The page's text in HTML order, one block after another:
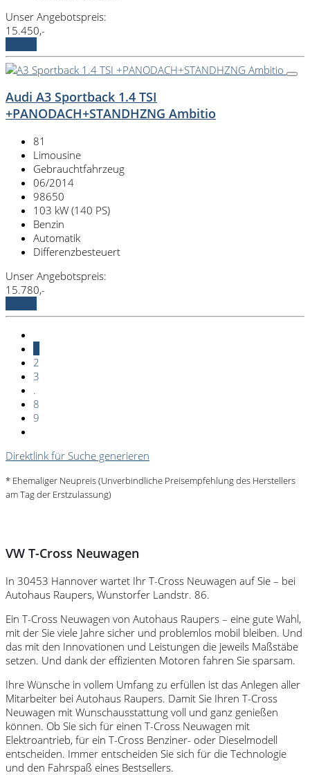
Unser Angebotspreis:
15.450,-
Audi A3 Sportback 1.4 TSI
+PANODACH+STANDHZNG Ambitio
81
Limousine
Gebrauchtfahrzeug
06/2014
98650
103 kW (140 PS)
Benzin
Automatik
Differenzbesteuert
Unser Angebotspreis:
15.780,-
2
3
.
8
9
Direktlink für Suche generieren
* Ehemaliger Neupreis (Unverbindliche Preisempfehlung des Herstellers
am Tag der Erstzulassung)
VW T-Cross Neuwagen
In 30453 Hannover wartet Ihr T-Cross Neuwagen auf Sie – bei
Autohaus Raupers, Wunstorfer Landstr. 86.
Ein T-Cross Neuwagen von Autohaus Raupers – eine gute Wahl,
mit der Sie viele Jahre sicher und problemlos mobil bleiben. Und
das mit den Innovationen und Leistungen die jeweils Maßstäbe
setzen. Und dank der effizienten Motoren fahren Sie sparsam.
Ihre Wünsche in vollem Umfang zu erfüllen ist das Anlegen aller
Mitarbeiter bei Autohaus Raupers. Damit Sie Ihren T-Cross
Neuwagen mit Wunschausstattung voll und ganz genießen
können. Ob Sie sich für einen T-Cross Neuwagen mit
Elektroantrieb, für ein T-Cross Benziner- oder Dieselmodell
entscheiden. Immer entscheiden Sie sich für die Technologie
und den Fahrspaß eines Bestsellers.